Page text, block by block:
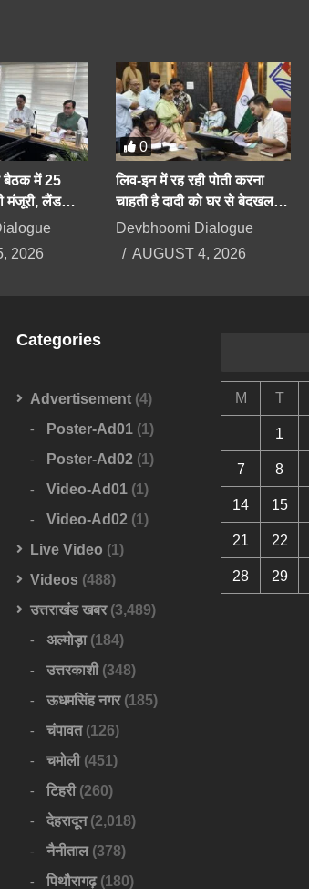
बैठक में 25
मंजूरी, लैंड
भवनों पर
2026
0
लिव-इन में रह रही पोती करना
चाहती है दादी को घर से बेदखल,
बिगड़ैल पोती पर महिला सेल करेगी
Devbhoomi Dialogue
AUGUST 4, 2026
Categories
Advertisement (4)
Poster-Ad01 (1)
Poster-Ad02 (1)
Video-Ad01 (1)
Video-Ad02 (1)
Live Video (1)
Videos (488)
उत्तराखंड खबर(3,489)
अल्मोड़ा(184)
उत्तरकाशी(348)
ऊधमसिंह नगर(185)
चंपावत(126)
चमोली(451)
टिहरी(260)
देहरादून(2,018)
नैनीताल(378)
पिथौरागढ़(180)
M T
1
7 8
14 15
21 22
28 29